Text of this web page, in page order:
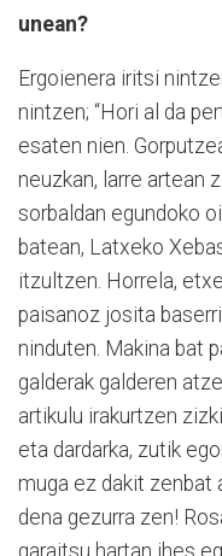
unean?
Ergoienera iritsi
nintzen; “Hori al da
esaten nien.
neuzkan, larre artean
sorbaldan egundoko
batean, Latxeko
itzultzen. Horrela,
paisanoz josita
ninduten. Makina bat
galderak galderen
artikulu irakurtzen
eta dardarka, zutik
muga ez dakit zenbat
dena gezurra zen!